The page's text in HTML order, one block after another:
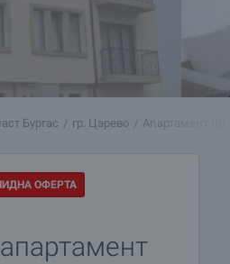
Бургас гр. Царево Апартамент
ОФЕРТА